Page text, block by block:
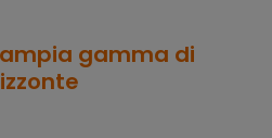
gamma di